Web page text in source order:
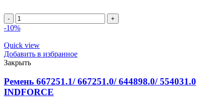
2HB
2060Lp/
(РСМ
6201382)
ремень
многоручьевой
INDFORCE
Strongest
quantity
-10%
Quick view
Добавить в избранное
Закрыть
Ремень 667251.1/ 667251.0/ 644898.0/ 554031.0
INDFORCE